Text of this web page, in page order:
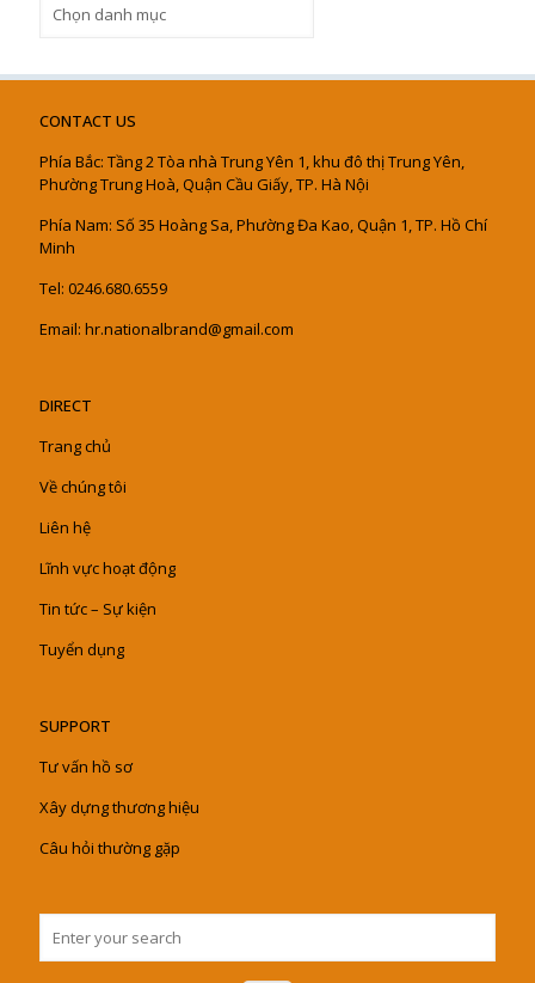
mục
CONTACT US
Phía Bắc: Tầng 2 Tòa nhà Trung Yên 1, khu đô thị Trung Yên,
Phường Trung Hoà, Quận Cầu Giấy, TP. Hà Nội
Phía Nam: Số 35 Hoàng Sa, Phường Đa Kao, Quận 1, TP. Hồ Chí
Minh
Tel: 0246.680.6559
Email: hr.nationalbrand@gmail.com
DIRECT
Trang chủ
Về chúng tôi
Liên hệ
Lĩnh vực hoạt động
Tin tức – Sự kiện
Tuyển dụng
SUPPORT
Tư vấn hồ sơ
Xây dựng thương hiệu
Câu hỏi thường gặp